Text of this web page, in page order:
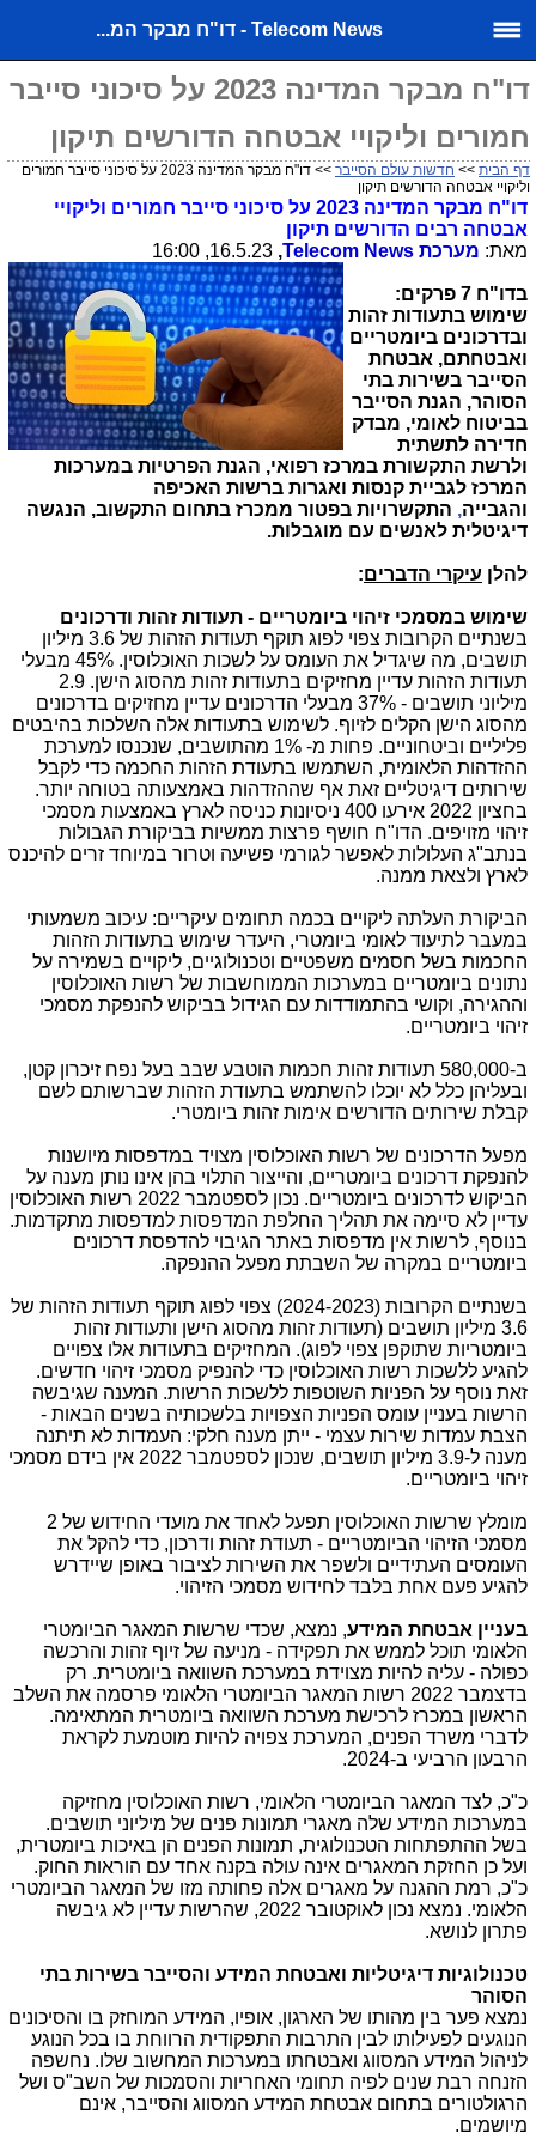
Telecom News - דו"ח מבקר המ...
דו"ח מבקר המדינה 2023 על סיכוני סייבר
חמורים וליקויי אבטחה הדורשים תיקון
דף הבית >> חדשות עולם הסייבר
>> דו"ח מבקר המדינה 2023 על סיכוני סייבר חמורים
וליקויי אבטחה הדורשים תיקון
דו"ח מבקר המדינה 2023 על סיכוני סייבר חמורים וליקויי
אבטחה רבים הדורשים תיקון
מאת: מערכת Telecom News
,
16.5.23, 16:00
בדו"ח 7 פרקים:
שימוש בתעודות זהות
ובדרכונים ביומטריים
ואבטחתם, אבטחת
הסייבר בשירות בתי
הסוהר, הגנת הסייבר
בביטוח לאומי, מבדק
חדירה לתשתית
ולרשת התקשורת במרכז רפואי, הגנת הפרטיות במערכות
המרכז לגביית קנסות ואגרות ברשות האכיפה
והגבייה, התקשרויות בפטור ממכרז בתחום התקשוב, הנגשה
דיגיטלית לאנשים עם מוגבלות.
להלן עיקרי הדברים:
שימוש במסמכי זיהוי ביומטריים - תעודות זהות ודרכונים
בשנתיים הקרובות צפוי לפוג תוקף תעודות הזהות של 3.6 מיליון
תושבים, מה שיגדיל את העומס על לשכות האוכלוסין. 45% מבעלי
תעודות הזהות עדיין מחזיקים בתעודות זהות מהסוג הישן. 2.9
מיליוני תושבים - 37% מבעלי הדרכונים עדיין מחזיקים בדרכונים
מהסוג הישן הקלים לזיוף. לשימוש בתעודות אלה השלכות בהיבטים
פליליים וביטחוניים. פחות מ- 1% מהתושבים, שנכנסו למערכת
ההזדהות הלאומית, השתמשו בתעודת הזהות החכמה כדי לקבל
שירותים דיגיטליים זאת אף שההזדהות באמצעותה בטוחה יותר.
בחציון 2022 אירעו 400 ניסיונות כניסה לארץ באמצעות מסמכי
זיהוי מזויפים. הדו"ח חושף פרצות ממשיות בביקורת הגבולות
בנתב"ג העלולות לאפשר לגורמי פשיעה וטרור במיוחד זרים להיכנס
לארץ ולצאת ממנה.
הביקורת העלתה ליקויים בכמה תחומים עיקריים: עיכוב משמעותי
במעבר לתיעוד לאומי ביומטרי, היעדר שימוש בתעודות הזהות
החכמות בשל חסמים משפטיים וטכנולוגיים, ליקויים בשמירה על
נתונים ביומטריים במערכות הממוחשבות של רשות האוכלוסין
וההגירה, וקושי בהתמודדות עם הגידול בביקוש להנפקת מסמכי
זיהוי ביומטריים.
ב-580,000 תעודות זהות חכמות הוטבע שבב בעל נפח זיכרון קטן,
ובעליהן כלל לא יוכלו להשתמש בתעודת הזהות שברשותם לשם
קבלת שירותים הדורשים אימות זהות ביומטרי.
מפעל הדרכונים של רשות האוכלוסין מצויד במדפסות מיושנות
להנפקת דרכונים ביומטריים, והייצור התלוי בהן אינו נותן מענה על
הביקוש לדרכונים ביומטריים. נכון לספטמבר 2022 רשות האוכלוסין
עדיין לא סיימה את תהליך החלפת המדפסות למדפסות מתקדמות.
בנוסף, לרשות אין מדפסות באתר הגיבוי להדפסת דרכונים
ביומטריים במקרה של השבתת מפעל ההנפקה.
בשנתיים הקרובות (2024-2023) צפוי לפוג תוקף תעודות הזהות של
3.6 מיליון תושבים (תעודות זהות מהסוג הישן ותעודות זהות
ביומטריות שתוקפן צפוי לפוג). המחזיקים בתעודות אלו צפויים
להגיע ללשכות רשות האוכלוסין כדי להנפיק מסמכי זיהוי חדשים.
זאת נוסף על הפניות השוטפות ללשכות הרשות. המענה שגיבשה
הרשות בעניין עומס הפניות הצפויות בלשכותיה בשנים הבאות -
הצבת עמדות שירות עצמי - ייתן מענה חלקי: העמדות לא תיתנה
מענה ל-3.9 מיליון תושבים, שנכון לספטמבר 2022 אין בידם מסמכי
זיהוי ביומטריים.
מומלץ שרשות האוכלוסין תפעל לאחד את מועדי החידוש של 2
מסמכי הזיהוי הביומטריים - תעודת זהות ודרכון, כדי להקל את
העומסים העתידיים ולשפר את השירות לציבור באופן שיידרש
להגיע פעם אחת בלבד לחידוש מסמכי הזיהוי.
בעניין אבטחת המידע, נמצא, שכדי שרשות המאגר הביומטרי
הלאומי תוכל לממש את תפקידה - מניעה של זיוף זהות והרכשה
כפולה - עליה להיות מצוידת במערכת השוואה ביומטרית. רק
בדצמבר 2022 רשות המאגר הביומטרי הלאומי פרסמה את השלב
הראשון במכרז לרכישת מערכת השוואה ביומטרית המתאימה.
לדברי משרד הפנים, המערכת צפויה להיות מוטמעת לקראת
הרבעון הרביעי ב-2024.
כ"כ, לצד המאגר הביומטרי הלאומי, רשות האוכלוסין מחזיקה
במערכות המידע שלה מאגרי תמונות פנים של מיליוני תושבים.
בשל ההתפתחות הטכנולוגית, תמונות הפנים הן באיכות ביומטרית,
ועל כן החזקת המאגרים אינה עולה בקנה אחד עם הוראות החוק.
כ"כ, רמת ההגנה על מאגרים אלה פחותה מזו של המאגר הביומטרי
הלאומי. נמצא נכון לאוקטובר 2022, שהרשות עדיין לא גיבשה
פתרון לנושא.
טכנולוגיות דיגיטליות ואבטחת המידע והסייבר בשירות בתי
הסוהר
נמצא פער בין מהותו של הארגון, אופיו, המידע המוחזק בו והסיכונים
הנוגעים לפעילותו לבין התרבות התפקודית הרווחת בו בכל הנוגע
לניהול המידע המסווג ואבטחתו במערכות המחשוב שלו. נחשפה
הזנחה רבת שנים לפיה תחומי האחריות והסמכות של השב"ס ושל
הרגולטורים בתחום אבטחת המידע המסווג והסייבר, אינם
מיושמים.